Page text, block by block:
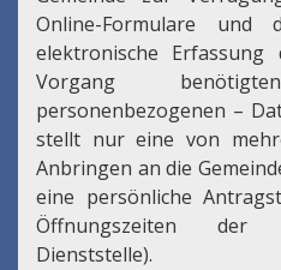
Online-Formulare und
elektronische
Vorgang
personenbezogenen –
stellt nur eine von
Anbringen an die
eine persönliche
Öffnungszeiten der
Dienststelle).